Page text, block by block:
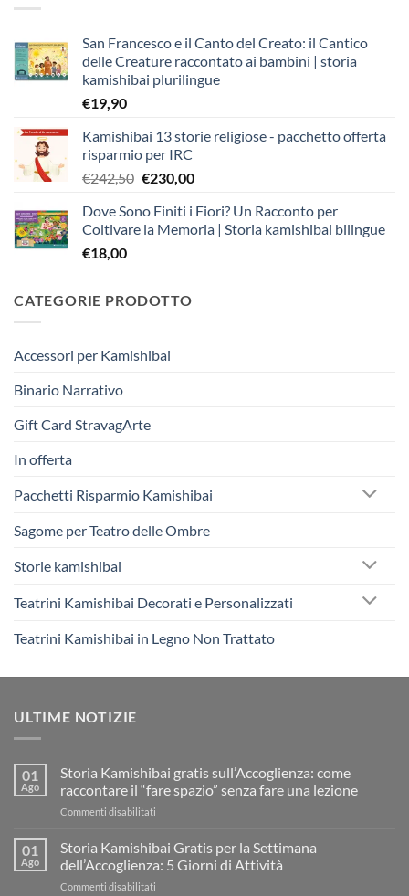
San Francesco e il Canto del Creato: il Cantico
delle Creature raccontato ai bambini | storia
kamishibai plurilingue
€19,90
Kamishibai 13 storie religiose - pacchetto offerta
risparmio per IRC
€242,50 Il
originale
era:
€230,00Il
attuale
è:
Dove Sono Finiti i Fiori? Un Racconto per
Coltivare la Memoria | Storia kamishibai bilingue
€18,00
CATEGORIE PRODOTTO
Accessori per Kamishibai
Binario Narrativo
Gift Card StravagArte
In offerta
Pacchetti Risparmio Kamishibai
Sagome per Teatro delle Ombre
Storie kamishibai
Teatrini Kamishibai Decorati e Personalizzati
Teatrini Kamishibai in Legno Non Trattato
ULTIME NOTIZIE
01
Ago
Storia Kamishibai gratis sull’Accoglienza: come
raccontare il “fare spazio” senza fare una lezione
Commenti disabilitati
Kamishibai
sull’Accoglienza:
01
Ago
Storia Kamishibai Gratis per la Settimana
dell’Accoglienza: 5 Giorni di Attività
Commenti disabilitati